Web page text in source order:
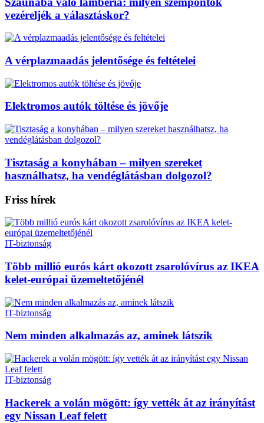
vezéreljék a választáskor?
A vérplazmaadás jelentősége és feltételei
Elektromos autók töltése és jövője
Tisztaság a konyhában – milyen szereket
használhatsz, ha vendéglátásban dolgozol?
Friss hírek
IT-biztonság
Több millió eurós kárt okozott zsarolóvírus az IKEA
kelet-európai üzemeltetőjénél
IT-biztonság
Nem minden alkalmazás az, aminek látszik
IT-biztonság
Hackerek a volán mögött: így vették át az irányítást
egy Nissan Leaf felett